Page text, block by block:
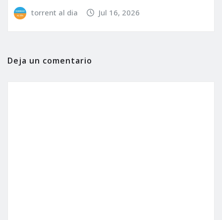
torrent al dia Jul 16, 2026
Deja un comentario